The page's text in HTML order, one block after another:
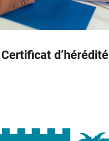
Certificat d’hérédité